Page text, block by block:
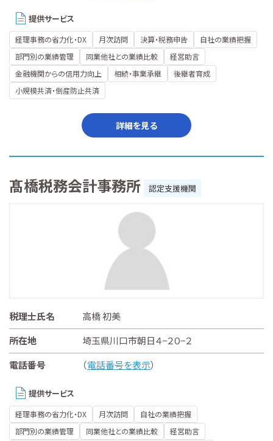
提供サービス
経理事務の省力化・DX 月次訪問 決算・税務申告
自社の業績把握
部門別の業績管理
同業他社との業績比較
経営助言
金融機関からの信用力向上
相続・事業承継
後継者育成
小規模共済・倒産防止共済
詳細を見る
髙橋税務会計事務所 認定支援機関
税理士氏名
高橋 初美
所在地
埼玉県川口市朝日４−２０−２
電話番号
（電話番号を表示）
提供サービス
経理事務の省力化・DX 月次訪問
自社の業績把握
部門別の業績管理
同業他社との業績比較 経営助言